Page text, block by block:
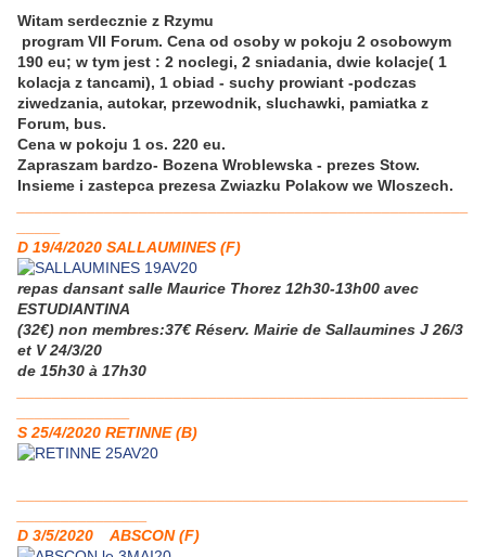
Witam serdecznie z Rzymu
program VII Forum. Cena od osoby w pokoju 2 osobowym
190 eu; w tym jest : 2 noclegi, 2 sniadania, dwie kolacje( 1
kolacja z tancami), 1 obiad - suchy prowiant -podczas
ziwedzania, autokar, przewodnik, sluchawki, pamiatka z
Forum, bus.
Cena w pokoju 1 os. 220 eu.
Zapraszam bardzo- Bozena Wroblewska - prezes Stow.
Insieme i zastepca prezesa Zwiazku Polakow we Wloszech.
D 19/4/2020 SALLAUMINES (F)
repas dansant salle Maurice Thorez 12h30-13h00 avec
ESTUDIANTINA
(32€) non membres:37€ Réserv. Mairie de Sallaumines J 26/3
et V 24/3/20
de 15h30 à 17h30
S 25/4/2020 RETINNE (B)
D 3/5/2020 ABSCON (F)